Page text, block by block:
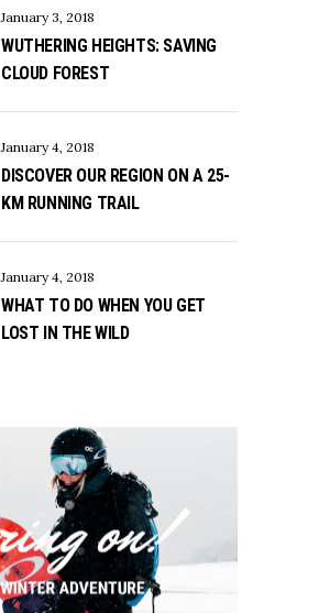
January 3, 2018
WUTHERING HEIGHTS: SAVING
CLOUD FOREST
January 4, 2018
DISCOVER OUR REGION ON A 25-
KM RUNNING TRAIL
January 4, 2018
WHAT TO DO WHEN YOU GET
LOST IN THE WILD